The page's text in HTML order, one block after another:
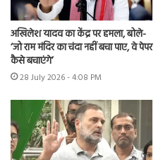
अखिलेश यादव का केंद्र पर हमला, बोले-
‘जो राम मंदिर का चंदा नहीं बचा पाए, वे पेपर
कैसे बचाएंगे’
28 July 2026 - 4:08 PM